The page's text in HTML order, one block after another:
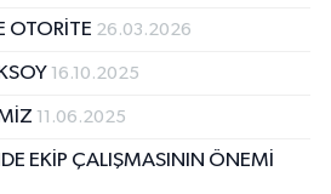
OTORİTE 26.03.2026
16.10.2025
11.06.2025
EKİP ÇALIŞMASININ ÖNEMİ